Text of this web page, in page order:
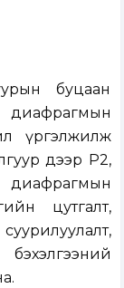
буцаан
үргэлжилж
дээр Р2,
цутгалт,